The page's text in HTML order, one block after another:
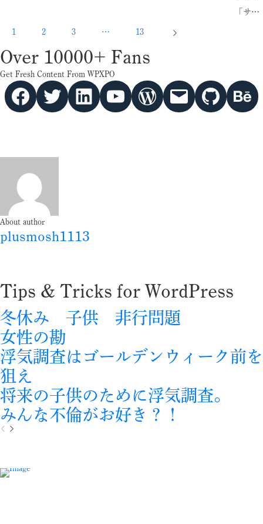
「サ…
1 2 3 … 13
Over 10000+ Fans
Get Fresh Content From WPXPO
Facebook Twitter hello vaa YouTube WordPress Mail GitHub Behance
About author
plusmosh1113
Tips & Tricks for WordPress
冬休み 子供 非行問題
女性の勘
浮気調査はゴールデンウィーク前を
狙え
将来の子供のために浮気調査。
みんな不倫がお好き？！
P
o
u
N